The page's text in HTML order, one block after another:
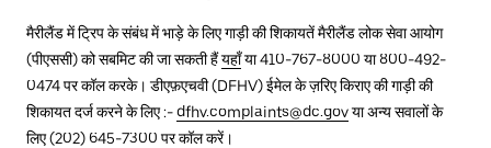
मैरीलैंड में ट्रिप के संबंध में भाड़े के लिए गाड़ी की शिकायतें मैरीलैंड लोक सेवा आयोग
(पीएससी) को सबमिट की जा सकती हैंयहाँया 410-767-8000 या 800-492-
0474 पर कॉल करके। डीएफ़एचवी (DFHV) ईमेल के ज़रिए किराए की गाड़ी की
शिकायत दर्ज करने के लिए :-dfhv.complaints@dc.govया अन्य सवालों के
लिए (202) 645-7300 पर कॉल करें।